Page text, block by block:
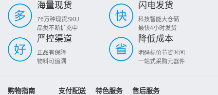
海量现货
76万种现货SKU
品类不断扩充中
闪电发货
科技智能大仓储
最快4小时发货
严控渠道
正品有保障
物料可追溯
降低成本
明码标价节省时间
一站式采购元器件
购物指南 支付配送 特色服务 售后服务